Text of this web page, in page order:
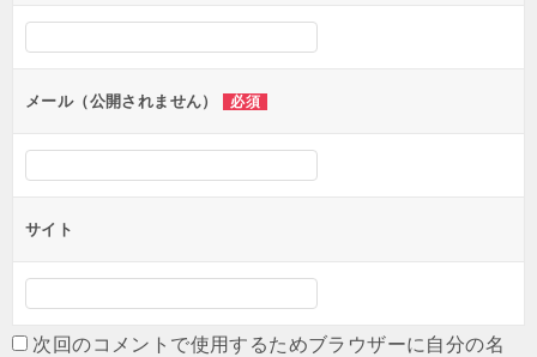
シ
ンメール（公開されません） 必須
サイト
次回のコメントで使用するためブラウザーに自分の名